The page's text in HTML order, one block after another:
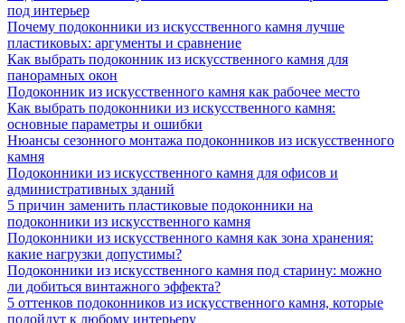
под интерьер
Почему подоконники из искусственного камня лучше
пластиковых: аргументы и сравнение
Как выбрать подоконник из искусственного камня для
панорамных окон
Подоконник из искусственного камня как рабочее место
Как выбрать подоконники из искусственного камня:
основные параметры и ошибки
Нюансы сезонного монтажа подоконников из искусственного
камня
Подоконники из искусственного камня для офисов и
административных зданий
5 причин заменить пластиковые подоконники на
подоконники из искусственного камня
Подоконники из искусственного камня как зона хранения:
какие нагрузки допустимы?
Подоконники из искусственного камня под старину: можно
ли добиться винтажного эффекта?
5 оттенков подоконников из искусственного камня, которые
подойдут к любому интерьеру